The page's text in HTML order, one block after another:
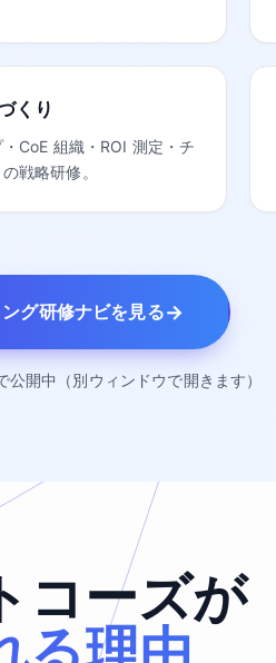
くり
CoE 組織・ROI 測定・チ
戦略研修。
グ研修ナビを見る→
開中（別ウィンドウで開きます）
コーズが